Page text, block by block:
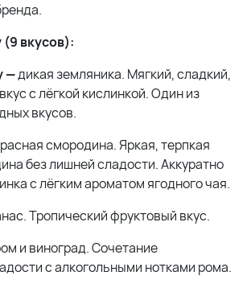
вкусов):
—дикая земляника. Мягкий, сладкий,
с лёгкой кислинкой. Один из
вкусов.
смородина. Яркая, терпкая
без лишней сладости. Аккуратно
с лёгким ароматом ягодного чая.
Тропический фруктовый вкус.
и виноград. Сочетание
с алкогольными нотками рома.